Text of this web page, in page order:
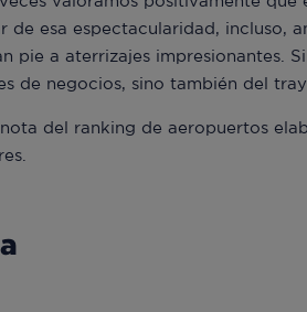
de esa espectacularidad, incluso,
pie a aterrizajes impresionantes.
de negocios, sino también del
del ranking de aeropuertos